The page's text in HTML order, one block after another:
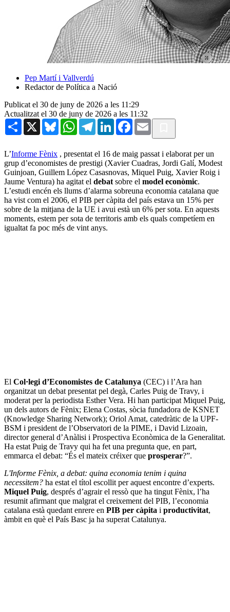
Pep Martí i Vallverdú
Redactor de Política a Nació
Publicat el 30 de juny de 2026 a les 11:29
Actualitzat el 30 de juny de 2026 a les 11:32
Share X BlueskyWhatsAppTelegramLinkedInFacebook
Email
L’Informe Fènix , presentat el 16 de maig passat i elaborat per un
grup d’economistes de prestigi (Xavier Cuadras, Jordi Galí, Modest
Guinjoan, Guillem López Casasnovas, Miquel Puig, Xavier Roig i
Jaume Ventura) ha agitat el debat sobre el model econòmic.
L’estudi encén els llums d’alarma sobreuna economia catalana que
ha vist com el 2006, el PIB per càpita del país estava un 15% per
sobre de la mitjana de la UE i avui està un 6% per sota. En aquests
moments, estem per sota de territoris amb els quals competíem en
igualtat fa poc més de vint anys.
El Col·legi d’Economistes de Catalunya (CEC) i l’Ara han
organitzat un debat presentat pel degà, Carles Puig de Travy, i
moderat per la periodista Esther Vera. Hi han participat Miquel Puig,
un dels autors de Fènix; Elena Costas, sòcia fundadora de KSNET
(Knowledge Sharing Network); Oriol Amat, catedràtic de la UPF-
BSM i president de l’Observatori de la PIME, i David Lizoain,
director general d’Anàlisi i Prospectiva Econòmica de la Generalitat.
Ha estat Puig de Travy qui ha fet una pregunta que, en part,
emmarca el debat: “És el mateix créixer que prosperar?”.
L'Informe Fènix, a debat: quina economia tenim i quina
necessitem? ha estat el títol escollit per aquest encontre d’experts.
Miquel Puig, després d’agrair el ressò que ha tingut Fènix, l’ha
resumit afirmant que malgrat el creixement del PIB, l’economia
catalana està quedant enrere en PIB per càpita i productivitat,
àmbit en què el País Basc ja ha superat Catalunya.